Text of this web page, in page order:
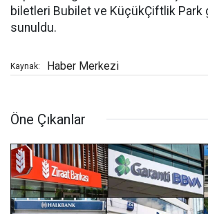
biletleri Bubilet ve KüçükÇiftlik Park
sunuldu.
Kaynak: Haber Merkezi
Öne Çıkanlar